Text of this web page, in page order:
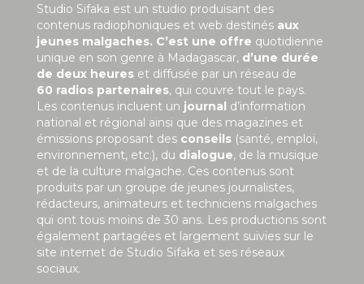
Studio Sifaka est un studio produisant des
contenus radiophoniques et web destinés aux
jeunes malgaches. C’est une offre quotidienne
unique en son genre à Madagascar, d’une durée
de deux heures et diffusée par un réseau de
60 radios partenaires, qui couvre tout le pays.
Les contenus incluent un journal d’information
national et régional ainsi que des magazines et
émissions proposant des conseils (santé, emploi,
environnement, etc.), du dialogue, de la musique
et de la culture malgache. Ces contenus sont
produits par un groupe de jeunes journalistes,
rédacteurs, animateurs et techniciens malgaches
qui ont tous moins de 30 ans. Les productions sont
également partagées et largement suivies sur le
site internet de Studio Sifaka et ses réseaux
sociaux.